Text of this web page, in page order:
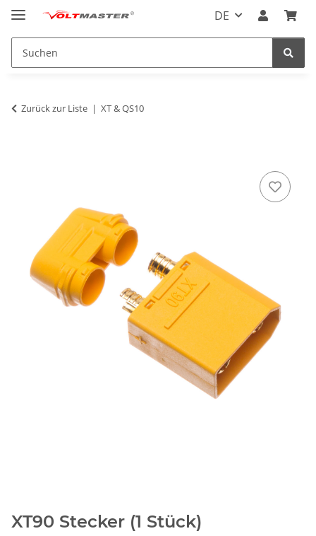
DE
Zurück zur Liste XT & QS10
XT90 Stecker (1 Stück)